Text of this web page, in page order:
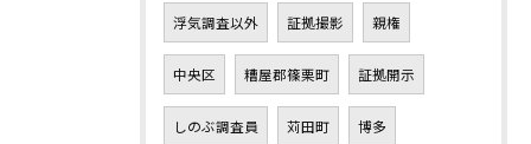
浮気調査以外 証拠撮影 親権
中央区 糟屋郡篠栗町 証拠開示
しのぶ調査員 苅田町 博多